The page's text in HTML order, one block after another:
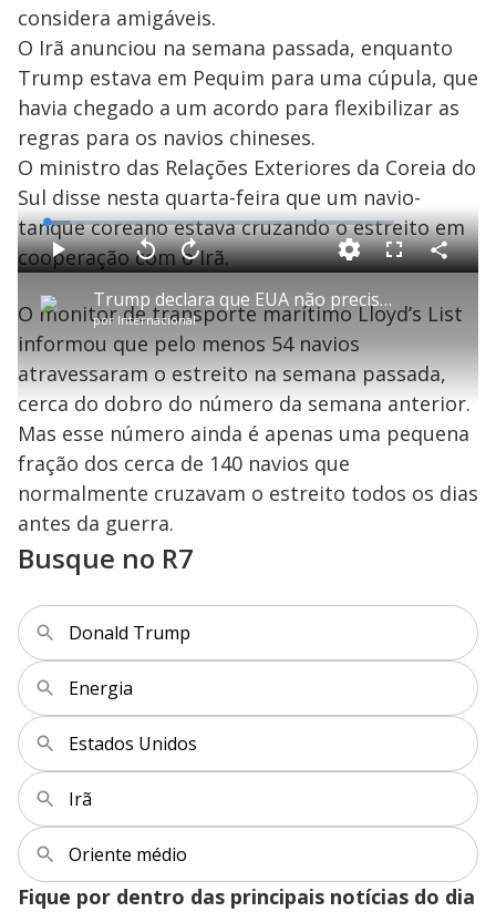
y
V
i
d
e
o
M
u
d
o
considera amigáveis.
O Irã anunciou na semana passada, enquanto
Trump estava em Pequim para uma cúpula, que
havia chegado a um acordo para flexibilizar as
regras para os navios chineses.
O ministro das Relações Exteriores da Coreia do
Sul disse nesta quarta-feira que um navio-
tanque coreano estava cruzando o estreito em
cooperação com o Irã.
P
l
a
y
i
d
e
o
Trump declara que EUA não precisam de 'favores dos chineses' para acabar com a guerra no Irã
por Internacional
P V
t
r
0
g
n
d
s
A
a
n
ç
a
1
s
e
u
n
M
u
o
L
o
a
d
e
.
7
4
%
F
s
c
n
C
o
a
r
a
r
O monitor de transporte marítimo Lloyd’s List
informou que pelo menos 54 navios
atravessaram o estreito na semana passada,
cerca do dobro do número da semana anterior.
Mas esse número ainda é apenas uma pequena
fração dos cerca de 140 navios que
normalmente cruzavam o estreito todos os dias
antes da guerra.
Busque no R7
Donald Trump
Energia
Estados Unidos
Irã
Oriente médio
Fique por dentro das principais notícias do dia